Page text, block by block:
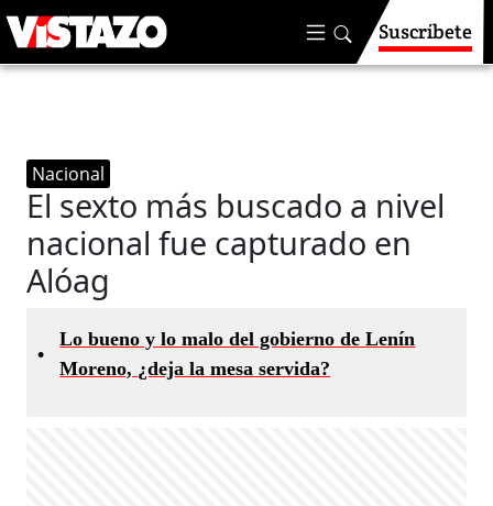
Suscríbete
Nacional
El sexto más buscado a nivel
nacional fue capturado en
Alóag
•
Lo bueno y lo malo del gobierno de Lenín
Moreno, ¿deja la mesa servida?